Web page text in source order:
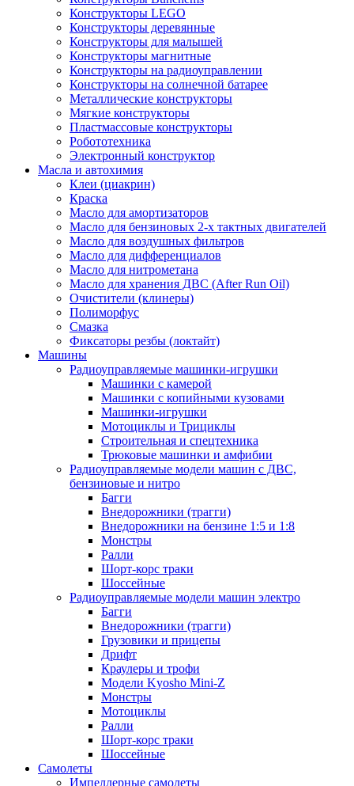
Конструкторы LEGO
Конструкторы деревянные
Конструкторы для малышей
Конструкторы магнитные
Конструкторы на радиоуправлении
Конструкторы на солнечной батарее
Металлические конструкторы
Мягкие конструкторы
Пластмассовые конструкторы
Робототехника
Электронный конструктор
Масла и автохимия
Клеи (циакрин)
Краска
Масло для амортизаторов
Масло для бензиновых 2-х тактных двигателей
Масло для воздушных фильтров
Масло для дифференциалов
Масло для нитрометана
Масло для хранения ДВС (After Run Oil)
Очистители (клинеры)
Полиморфус
Смазка
Фиксаторы резбы (локтайт)
Машины
Радиоуправляемые машинки-игрушки
Машинки с камерой
Машинки с копийными кузовами
Машинки-игрушки
Мотоциклы и Трициклы
Строительная и спецтехника
Трюковые машинки и амфибии
Радиоуправляемые модели машин с ДВС,
бензиновые и нитро
Багги
Внедорожники (трагги)
Внедорожники на бензине 1:5 и 1:8
Монстры
Ралли
Шорт-корс траки
Шоссейные
Радиоуправляемые модели машин электро
Багги
Внедорожники (трагги)
Грузовики и прицепы
Дрифт
Краулеры и трофи
Модели Kyosho Mini-Z
Монстры
Мотоциклы
Ралли
Шорт-корс траки
Шоссейные
Самолеты
Импеллерные самолеты